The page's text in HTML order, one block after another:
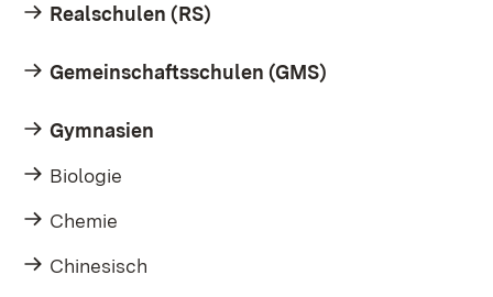
Realschulen (RS)
Gemeinschaftsschulen (GMS)
Gymnasien
Biologie
Chemie
Chinesisch